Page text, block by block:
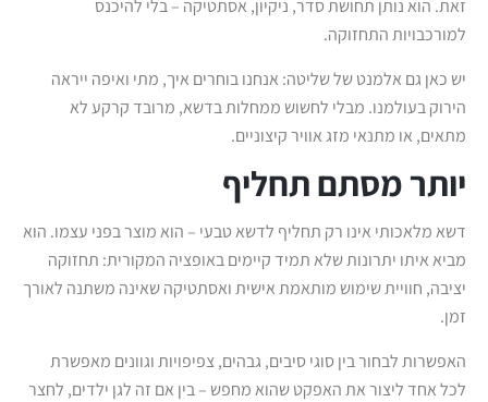
זאת. הוא נותן תחושת סדר, ניקיון, אסתטיקה – בלי להיכנס
למורכבויות התחזוקה.
יש כאן גם אלמנט של שליטה: אנחנו בוחרים איך, מתי ואיפה ייראה
הירוק בעולמנו. מבלי לחשוש ממחלות בדשא, מרובד קרקע לא
מתאים, או מתנאי מזג אוויר קיצוניים.
יותר מסתם תחליף
דשא מלאכותי אינו רק תחליף לדשא טבעי – הוא מוצר בפני עצמו. הוא
מביא איתו יתרונות שלא תמיד קיימים באופציה המקורית: תחזוקה
יציבה, חוויית שימוש מותאמת אישית ואסתטיקה שאינה משתנה לאורך
זמן.
האפשרות לבחור בין סוגי סיבים, גבהים, צפיפויות וגוונים מאפשרת
לכל אחד ליצור את האפקט שהוא מחפש – בין אם זה לגן ילדים, לחצר